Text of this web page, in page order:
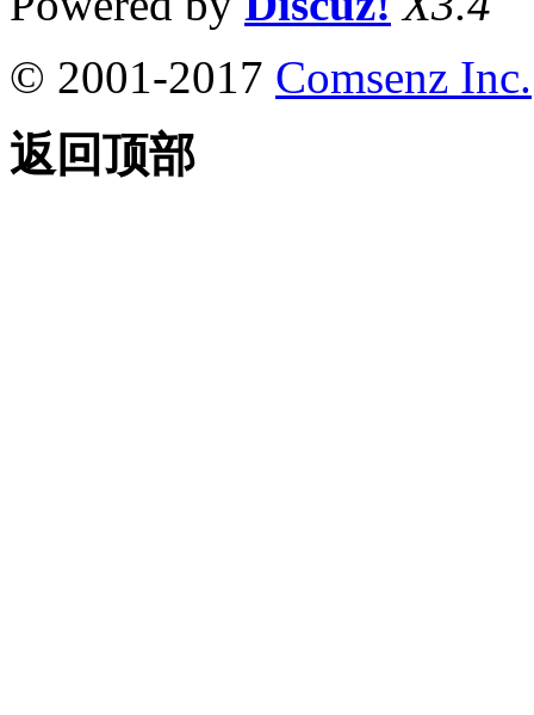
© 2001-2017 Comsenz Inc.
返回顶部